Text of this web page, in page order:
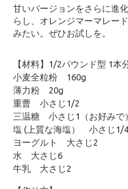
甘いバージョンをさらに進
らし、オレンジマーマレー
みたい。ぜひお試しを。
【材料】1/2パウンド型 1本
小麦全粒粉 160g
薄力粉 20g
重曹 小さじ1/2
三温糖 小さじ1（お好みで）
塩 (上質な海塩） 小さじ1/4
ヨーグルト 大さじ2
水 大さじ6
牛乳 大さじ2